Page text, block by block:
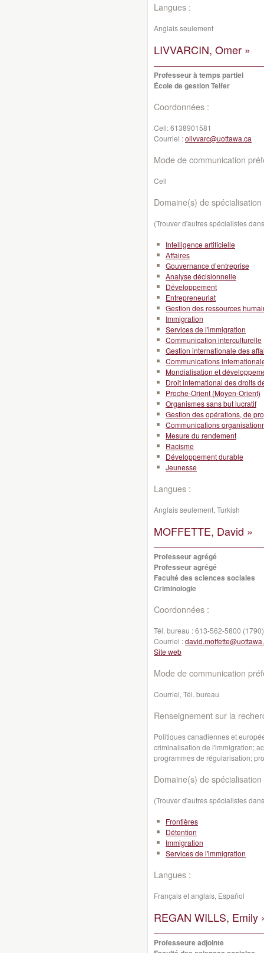
Langues :
Anglais seulement
LIVVARCIN, Omer »
Professeur à temps partiel
École de gestion Telfer
Coordonnées :
Cell:6138901581
Courriel :olivvarc@uottawa.ca
Mode de communication
Cell
Domaine(s) de spécialisation
(Trouver d'autres spécialistes
Intelligence artificielle
Affaires
Gouvernance d’entreprise
Analyse décisionnelle
Développement
Entrepreneuriat
Gestion des ressources
Immigration
Services de l'immigration
Communication interculturelle
Gestion internationale des
Communications
Mondialisation et
Droit international des droits
Proche-Orient (Moyen-Orient)
Organismes sans but lucratif
Gestion des opérations, de
Communications
Mesure du rendement
Racisme
Développement durable
Jeunesse
Langues :
Anglais seulement, Turkish
MOFFETTE, David »
Professeur agrégé
Professeur agrégé
Faculté des sciences sociales
Criminologie
Coordonnées :
Tél. bureau :613-562-5800 (1790)
Courriel :
Site web
Mode de communication
Courriel, Tél. bureau
Renseignement sur la
Politiques canadiennes et
criminalisation de l'immigration;
programmes de régularisation;
Domaine(s) de spécialisation
(Trouver d'autres spécialistes
Frontières
Détention
Immigration
Services de l'immigration
Langues :
Français et anglais, Español
REGAN WILLS, Emily
Professeure adjointe